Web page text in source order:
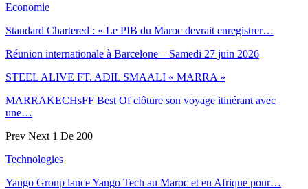
Economie
Standard Chartered : « Le PIB du Maroc devrait enregistrer…
Réunion internationale à Barcelone – Samedi 27 juin 2026
STEEL ALIVE FT. ADIL SMAALI « MARRA »
MARRAKECHsFF Best Of clôture son voyage itinérant avec
une…
Prev Next 1 De 200
Technologies
Yango Group lance Yango Tech au Maroc et en Afrique pour…